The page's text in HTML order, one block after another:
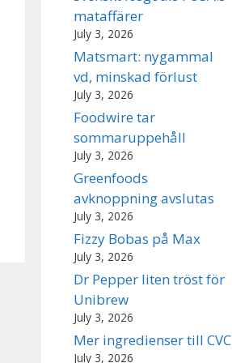
mataffärer
July 3, 2026
Matsmart: nygammal
vd, minskad förlust
July 3, 2026
Foodwire tar
sommaruppehåll
July 3, 2026
Greenfoods
avknoppning avslutas
July 3, 2026
Fizzy Bobas på Max
July 3, 2026
Dr Pepper liten tröst för
Unibrew
July 3, 2026
Mer ingredienser till CVC
July 3, 2026